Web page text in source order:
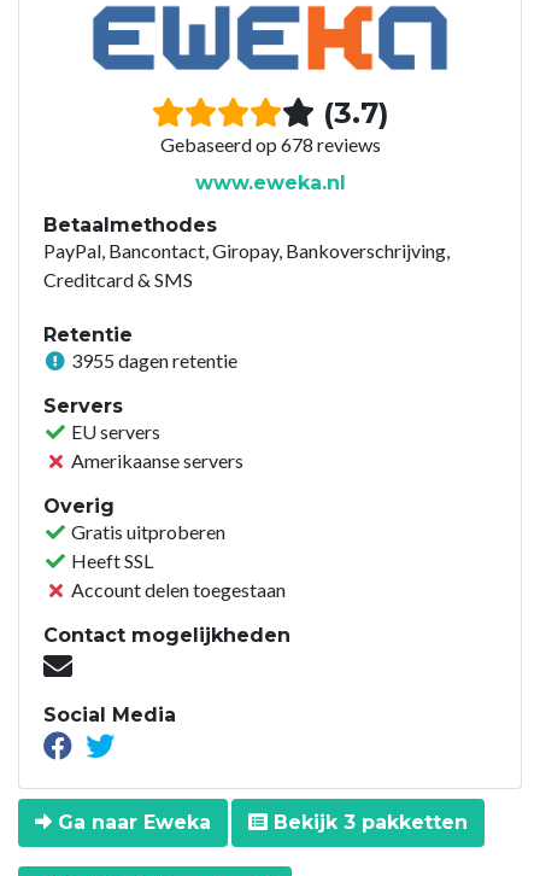
(3.7)
Gebaseerd op 678 reviews
www.eweka.nl
Betaalmethodes
PayPal, Bancontact, Giropay, Bankoverschrijving,
Creditcard & SMS
Retentie
3955 dagen retentie
Servers
EU servers
Amerikaanse servers
Overig
Gratis uitproberen
Heeft SSL
Account delen toegestaan
Contact mogelijkheden
Social Media
Ga naar Eweka Bekijk 3 pakketten